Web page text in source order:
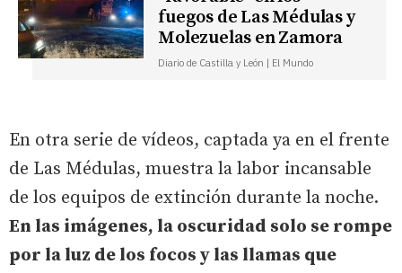
fuegos de Las Médulas y
Molezuelas en Zamora
Diario de Castilla y León | El Mundo
En otra serie de vídeos, captada ya en el frente
de Las Médulas, muestra la labor incansable
de los equipos de extinción durante la noche.
En las imágenes, la oscuridad solo se rompe
por la luz de los focos y las llamas que